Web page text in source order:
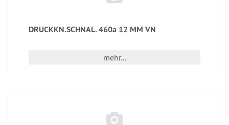
DRUCKKN.SCHNAL. 460a 12 MM VN
mehr...